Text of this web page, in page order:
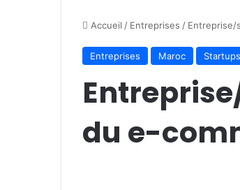
Accueil / Entreprises / Entreprise/
Entreprises Maroc Startups
du e-